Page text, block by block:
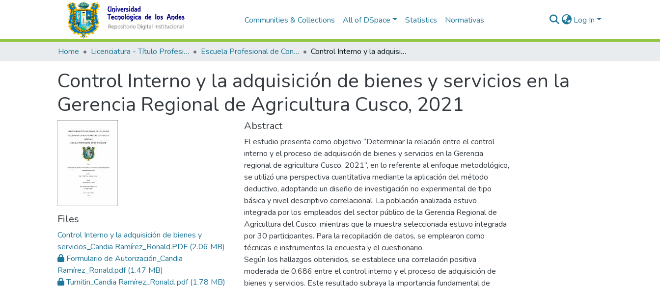
Communities & Collections All of DSpace Statistics Normativas Log In
Home Licenciatura - Título Profesional Escuela Profesional de Contabilidad Control Interno y la adquisición de bienes y servicios en la Gerencia Regional de Agricultura Cusco, 2021
Control Interno y la adquisición de bienes y servicios en la
Gerencia Regional de Agricultura Cusco, 2021
Files
Control Interno y la adquisición de bienes y
servicios_Candia Ramírez_Ronald.PDF (2.06 MB)
Formulario de Autorización_Candia
Ramírez_Ronald.pdf(1.47 MB)
Turnitin_Candia Ramírez_Ronald..pdf(1.78 MB)
Abstract
El estudio presenta como objetivo “Determinar la relación entre el control
interno y el proceso de adquisición de bienes y servicios en la Gerencia
regional de agricultura Cusco, 2021”, en lo referente al enfoque metodológico,
se utilizó una perspectiva cuantitativa mediante la aplicación del método
deductivo, adoptando un diseño de investigación no experimental de tipo
básica y nivel descriptivo correlacional. La población analizada estuvo
integrada por los empleados del sector público de la Gerencia Regional de
Agricultura del Cusco, mientras que la muestra seleccionada estuvo integrada
por 30 participantes. Para la recopilación de datos, se emplearon como
técnicas e instrumentos la encuesta y el cuestionario.
Según los hallazgos obtenidos, se establece una correlación positiva
moderada de 0.686 entre el control interno y el proceso de adquisición de
bienes y servicios. Este resultado subraya la importancia fundamental de